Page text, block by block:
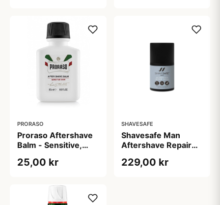
PRORASO
Proraso Aftershave
Balm - Sensitive,
Rejsestørrelse (25
25,00 kr
SHAVESAFE
Shavesafe Man
Aftershave Repair
229,00 kr